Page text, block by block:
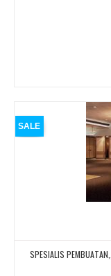
SALE
SPESIALIS